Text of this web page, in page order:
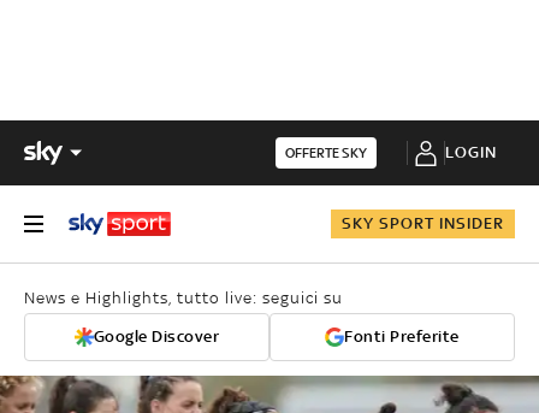
OFFERTE SKY LOGIN
SKY SPORT INSIDER
News e Highlights, tutto live: seguici su
Google Discover Fonti Preferite